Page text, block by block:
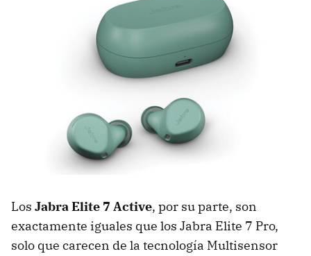
Los Jabra Elite 7 Active, por su parte, son
exactamente iguales que los Jabra Elite 7 Pro,
solo que carecen de la tecnología Multisensor